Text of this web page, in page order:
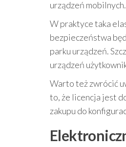
urządzeń mobilnych.
W praktyce taka
bezpieczeństwa
parku urządzeń.
urządzeń
Warto też zwrócić
to, że licencja jest
zakupu do